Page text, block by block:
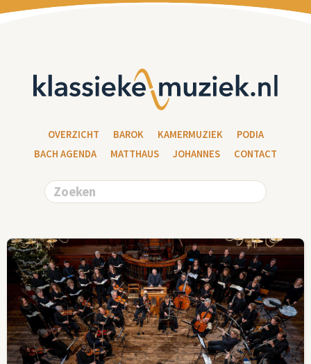
OVERZICHT BAROK KAMERMUZIEK
PODIA
BACH AGENDA
MATTHAUS JOHANNES CONTACT